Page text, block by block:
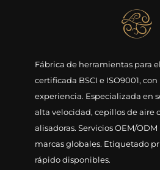
Fábrica de herramientas para
certificada BSCI e ISO9001,
experiencia. Especializada en
alta velocidad, cepillos de aire
alisadoras. Servicios OEM/ODM
marcas globales. Etiquetado
rápido disponibles.